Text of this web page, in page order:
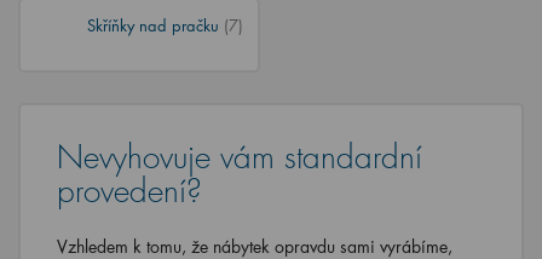
Skříňky nad pračku (7)
Nevyhovuje vám standardní
provedení?
Vzhledem k tomu, že nábytek opravdu sami vyrábíme,